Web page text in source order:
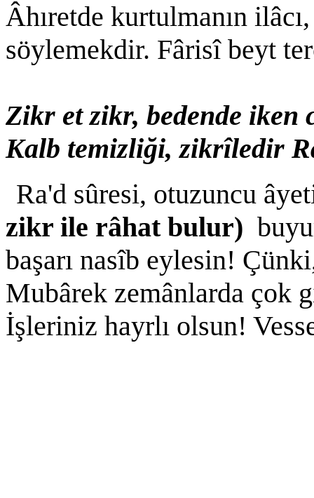
Âhıretde kurtulmanın
söylemekdir. Fârisî beyt
Zikr et zikr, bedende iken
Kalb temizliği, zikrîledir
Ra'd sûresi, otuzuncu
zikr ile râhat bulur)
başarı nasîb eylesin!
Mubârek zemânlarda çok
İşleriniz hayrlı olsun!